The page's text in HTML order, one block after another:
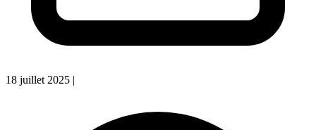
18 juillet 2025 |